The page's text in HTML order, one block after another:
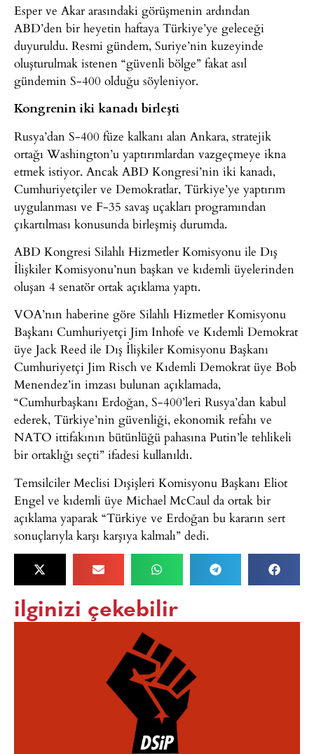
Esper ve Akar arasındaki görüşmenin ardından
ABD’den bir heyetin haftaya Türkiye’ye geleceği
duyuruldu. Resmi gündem, Suriye’nin kuzeyinde
oluşturulmak istenen “güvenli bölge” fakat asıl
gündemin S-400 olduğu söyleniyor.
Kongrenin iki kanadı birleşti
Rusya’dan S-400 füze kalkanı alan Ankara, stratejik
ortağı Washington’u yaptırımlardan vazgeçmeye ikna
etmek istiyor. Ancak ABD Kongresi’nin iki kanadı,
Cumhuriyetçiler ve Demokratlar, Türkiye’ye yaptırım
uygulanması ve F-35 savaş uçakları programından
çıkartılması konusunda birleşmiş durumda.
ABD Kongresi Silahlı Hizmetler Komisyonu ile Dış
İlişkiler Komisyonu’nun başkan ve kıdemli üyelerinden
oluşan 4 senatör ortak açıklama yaptı.
VOA’nın haberine göre Silahlı Hizmetler Komisyonu
Başkanı Cumhuriyetçi Jim Inhofe ve Kıdemli Demokrat
üye Jack Reed ile Dış İlişkiler Komisyonu Başkanı
Cumhuriyetçi Jim Risch ve Kıdemli Demokrat üye Bob
Menendez’in imzası bulunan açıklamada,
“Cumhurbaşkanı Erdoğan, S-400’leri Rusya’dan kabul
ederek, Türkiye’nin güvenliği, ekonomik refahı ve
NATO ittifakının bütünlüğü pahasına Putin’le tehlikeli
bir ortaklığı seçti” ifadesi kullanıldı.
Temsilciler Meclisi Dışişleri Komisyonu Başkanı Eliot
Engel ve kıdemli üye Michael McCaul da ortak bir
açıklama yaparak “Türkiye ve Erdoğan bu kararın sert
sonuçlarıyla karşı karşıya kalmalı” dedi.
ilginizi çekebilir